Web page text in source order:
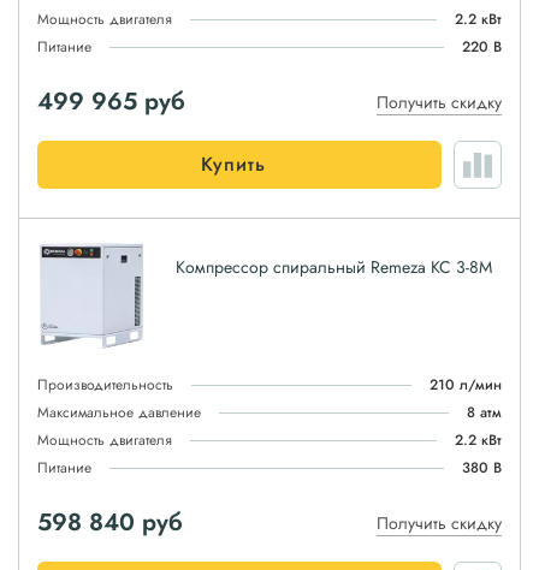
Мощность двигателя
2.2 кВт
Питание
220 В
499 965 руб Получить скидку
Купить
Компрессор спиральный Remeza КС 3-8М
Производительность
210 л/мин
Максимальное давление
8 атм
Мощность двигателя
2.2 кВт
Питание
380 В
598 840 руб Получить скидку